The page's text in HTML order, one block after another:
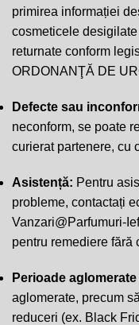
primirea informației
cosmeticele
returnate conform
ORDONANŢĂ DE
Defecte sau
neconform, se poate
curierat partenere, cu
Asistență: Pentru
probleme, contactați
Vanzari@Parfumuri-
pentru remediere fără
Perioade
aglomerate, precum
reduceri (ex. Black